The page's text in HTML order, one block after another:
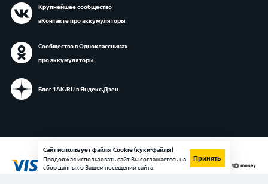
Сайт использует файлы Cookie (куки-файлы)
Продолжая использовать сайт Вы соглашаетесь на
сбор данных о Вашем посещении сайта.
Принять
Крупнейшее сообщество
вКонтакте про аккумуляторы
Сообщество в Одноклассниках
про аккумуляторы
Блог 1АК.RU в Яндекс.Дзен